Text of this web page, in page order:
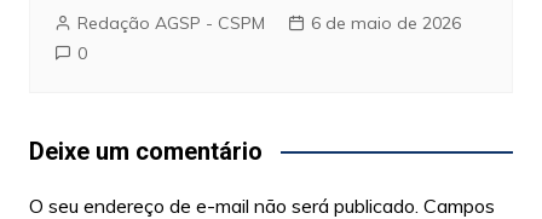
Redação AGSP - CSPM
6 de maio de 2026
0
Deixe um comentário
O seu endereço de e-mail não será publicado. Campos